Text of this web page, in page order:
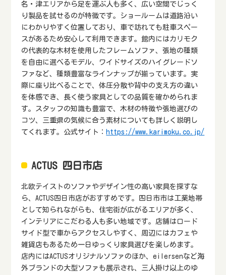
名・津エリアから足を運ぶ人も多く、広い空間でじっく
り製品を試せるのが特徴です。ショールームは道路沿い
にわかりやすく位置しており、車で訪れても駐車スペー
スがあるため安心して利用できます。館内にはカリモク
の代表的な木材を使用したフレームソファ、張地の種類
を自由に選べるモデル、ワイドサイズのハイグレードソ
ファなど、種類豊富なラインナップが揃っています。実
際に座り比べることで、体圧分散や背中の支え方の違い
を体感でき、長く使う家具としての品質を確かめられま
す。スタッフの知識も豊富で、木材の特徴や張地選びの
コツ、三重県の気候に合う素材についても詳しく説明し
てくれます。公式サイト： https://www.karimoku.co.jp/
ACTUS 四日市店
北欧テイストのソファやデザイン性の高い家具を探すな
ら、ACTUS四日市店がおすすめです。四日市市は工業地帯
として知られながらも、住宅街が広がるエリアが多く、
インテリアにこだわる人も多い地域です。店舗はロード
サイド型で車からアクセスしやすく、周辺にはカフェや
雑貨店もあるため一日ゆっくり家具選びを楽しめます。
店内にはACTUSオリジナルソファのほか、eilersenなど海
外ブランドの大型ソファも展示され、三人掛け以上のゆ